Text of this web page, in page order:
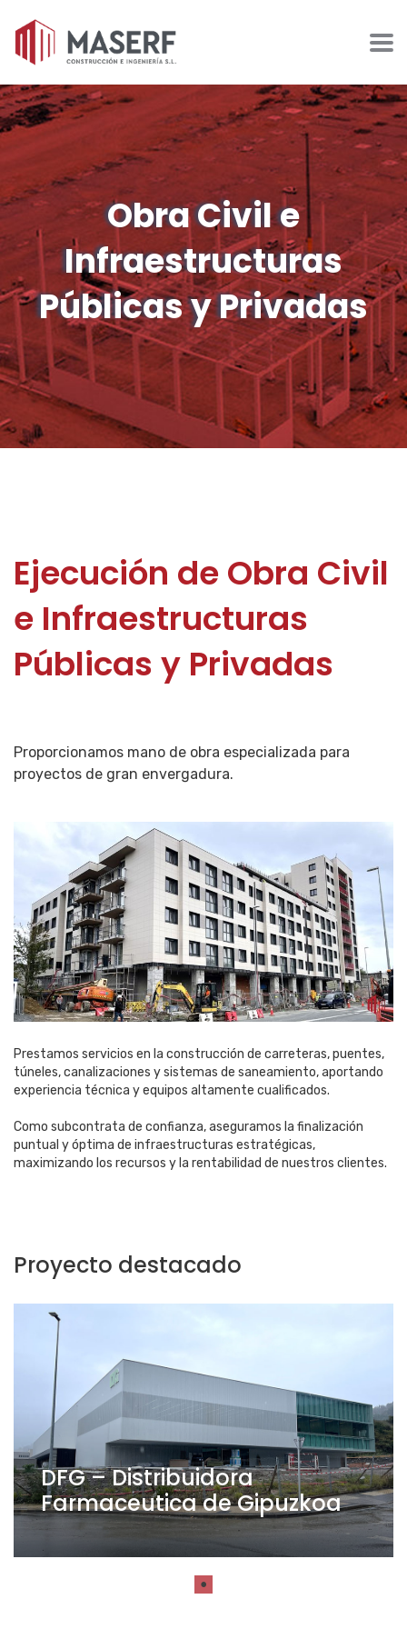
Obra Civil e
Infraestructuras
Públicas y Privadas
Ejecución de Obra Civil
e Infraestructuras
Públicas y Privadas
Proporcionamos mano de obra especializada para
proyectos de gran envergadura.
Prestamos servicios en la construcción de carreteras, puentes,
túneles, canalizaciones y sistemas de saneamiento, aportando
experiencia técnica y equipos altamente cualificados.
Como subcontrata de confianza, aseguramos la finalización
puntual y óptima de infraestructuras estratégicas,
maximizando los recursos y la rentabilidad de nuestros clientes.
Proyecto destacado
DFG – Distribuidora
Farmaceutica de Gipuzkoa